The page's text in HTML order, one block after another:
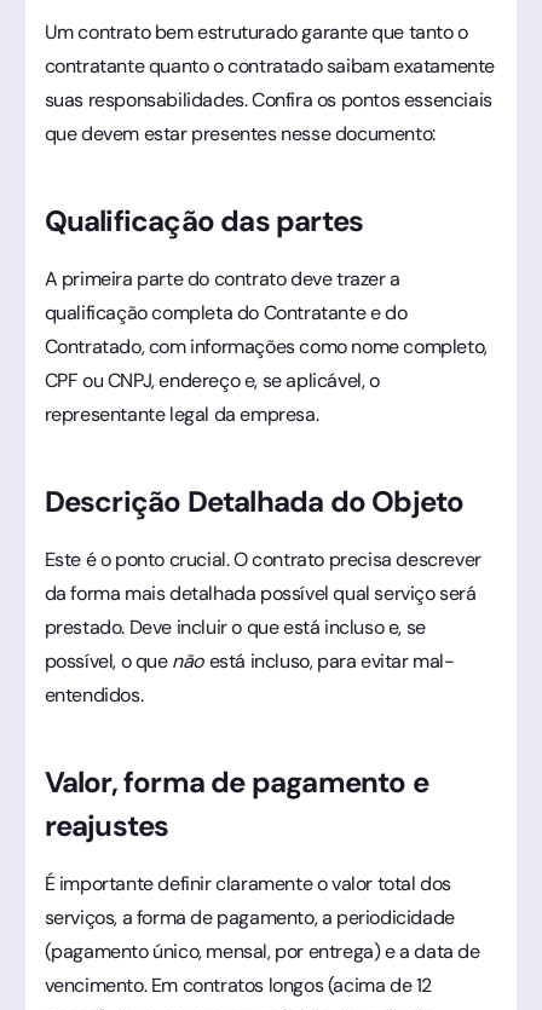
Um contrato bem estruturado garante que tanto o
contratante quanto o contratado saibam exatamente
suas responsabilidades. Confira os pontos essenciais
que devem estar presentes nesse documento:
Qualificação das partes
A primeira parte do contrato deve trazer a
qualificação completa do Contratante e do
Contratado, com informações como nome completo,
CPF ou CNPJ, endereço e, se aplicável, o
representante legal da empresa.
Descrição Detalhada do Objeto
Este é o ponto crucial. O contrato precisa descrever
da forma mais detalhada possível qual serviço será
prestado. Deve incluir o que está incluso e, se
possível, o quenãoestá incluso, para evitar mal-
entendidos.
Valor, forma de pagamento e
reajustes
É importante definir claramente o valor total dos
serviços, a forma de pagamento, a periodicidade
(pagamento único, mensal, por entrega) e a data de
vencimento. Em contratos longos (acima de 12